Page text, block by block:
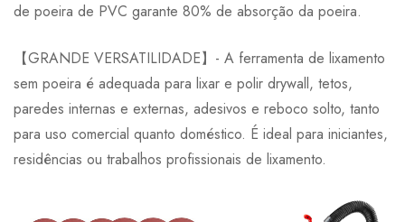
de poeira de PVC garante 80% de absorção da poeira.
【GRANDE VERSATILIDADE】- A ferramenta de lixamento
sem poeira é adequada para lixar e polir drywall, tetos,
paredes internas e externas, adesivos e reboco solto, tanto
para uso comercial quanto doméstico. É ideal para iniciantes,
residências ou trabalhos profissionais de lixamento.